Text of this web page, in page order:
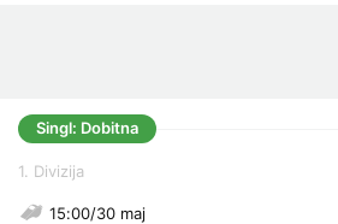
Singl: Dobitna
1. Divizija
15:00/30 maj